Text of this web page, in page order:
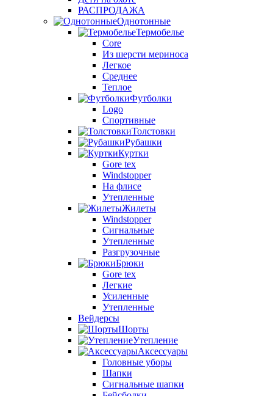
РАСПРОДАЖА
Однотонные
Термобелье
Core
Из шерсти мериноса
Легкое
Среднее
Теплое
Футболки
Logo
Спортивные
Толстовки
Рубашки
Куртки
Gore tex
Windstopper
На флисе
Утепленные
Жилеты
Windstopper
Сигнальные
Утепленные
Разгрузочные
Брюки
Gore tex
Легкие
Усиленные
Утепленные
Вейдерсы
Шорты
Утепление
Аксессуары
Головные уборы
Шапки
Сигнальные шапки